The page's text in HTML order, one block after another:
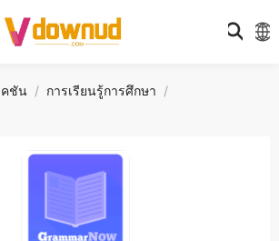
คชัน
การเรียนรู้การศึกษา